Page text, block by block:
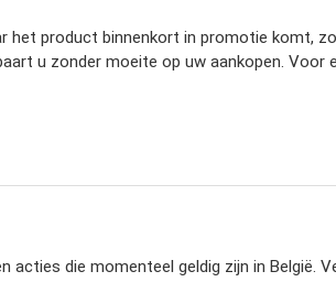
het product binnenkort in promotie komt,
u zonder moeite op uw aankopen.
die momenteel geldig zijn in België.